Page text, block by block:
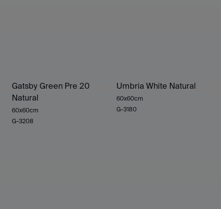
Gatsby Green Pre 20
Natural
60x60cm
G-3208
Umbria White Natural
60x60cm
G-3180